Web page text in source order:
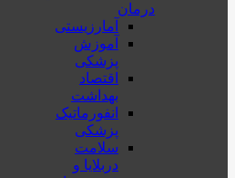
درمان
آمارزیستی
آموزش
پزشکی
اقتصاد
بهداشت
انفورماتیک
پزشکی
سلامت
دربلايا و